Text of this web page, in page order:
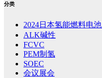
分类
2024日本氢能燃料电
ALK碱性
FCVC
PEM制氢
SOEC
会议展会